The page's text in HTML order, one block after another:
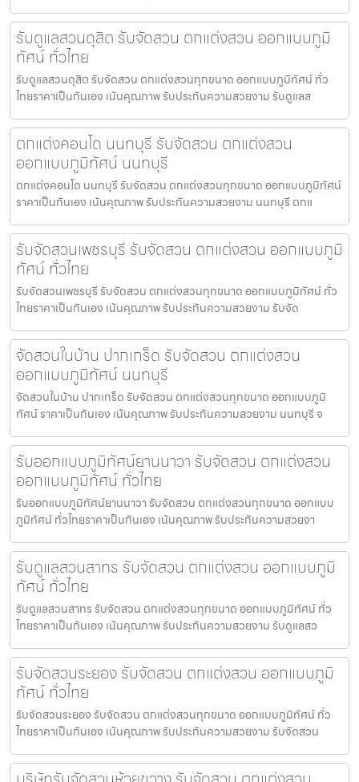
รับดูแลสวนดุสิต รับจัดสวน ตกแต่งสวน ออกแบบภูมิ
ทัศน์ ทั่วไทย
รับดูแลสวนดุสิต รับจัดสวน ตกแต่งสวนทุกขนาด ออกแบบภูมิทัศน์ ทั่ว
ไทยราคาเป็นกันเอง เน้นคุณภาพ รับประกันความสวยงาม รับดูแลส
ตกแต่งคอนโด นนทบุรี รับจัดสวน ตกแต่งสวน
ออกแบบภูมิทัศน์ นนทบุรี
ตกแต่งคอนโด นนทบุรี รับจัดสวน ตกแต่งสวนทุกขนาด ออกแบบภูมิทัศน์
ราคาเป็นกันเอง เน้นคุณภาพ รับประกันความสวยงาม นนทบุรี ตกแ
รับจัดสวนเพชรบุรี รับจัดสวน ตกแต่งสวน ออกแบบภูมิ
ทัศน์ ทั่วไทย
รับจัดสวนเพชรบุรี รับจัดสวน ตกแต่งสวนทุกขนาด ออกแบบภูมิทัศน์ ทั่ว
ไทยราคาเป็นกันเอง เน้นคุณภาพ รับประกันความสวยงาม รับจัด
จัดสวนในบ้าน ปากเกร็ด รับจัดสวน ตกแต่งสวน
ออกแบบภูมิทัศน์ นนทบุรี
จัดสวนในบ้าน ปากเกร็ด รับจัดสวน ตกแต่งสวนทุกขนาด ออกแบบภูมิ
ทัศน์ ราคาเป็นกันเอง เน้นคุณภาพ รับประกันความสวยงาม นนทบุรี จ
รับออกแบบภูมิทัศน์ยานนาวา รับจัดสวน ตกแต่งสวน
ออกแบบภูมิทัศน์ ทั่วไทย
รับออกแบบภูมิทัศน์ยานนาวา รับจัดสวน ตกแต่งสวนทุกขนาด ออกแบบ
ภูมิทัศน์ ทั่วไทยราคาเป็นกันเอง เน้นคุณภาพ รับประกันความสวยงา
รับดูแลสวนสาทร รับจัดสวน ตกแต่งสวน ออกแบบภูมิ
ทัศน์ ทั่วไทย
รับดูแลสวนสาทร รับจัดสวน ตกแต่งสวนทุกขนาด ออกแบบภูมิทัศน์ ทั่ว
ไทยราคาเป็นกันเอง เน้นคุณภาพ รับประกันความสวยงาม รับดูแลสว
รับจัดสวนระยอง รับจัดสวน ตกแต่งสวน ออกแบบภูมิ
ทัศน์ ทั่วไทย
รับจัดสวนระยอง รับจัดสวน ตกแต่งสวนทุกขนาด ออกแบบภูมิทัศน์ ทั่ว
ไทยราคาเป็นกันเอง เน้นคุณภาพ รับประกันความสวยงาม รับจัดสวน